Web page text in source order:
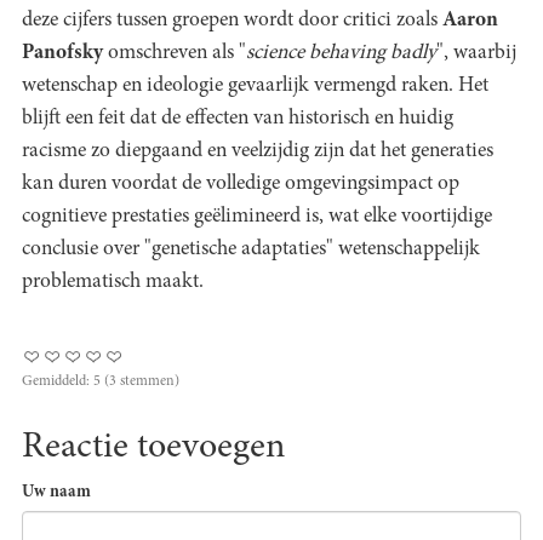
deze cijfers tussen groepen wordt door critici zoals Aaron
Panofskyomschreven als "science behaving badly", waarbij
wetenschap en ideologie gevaarlijk vermengd raken. Het
blijft een feit dat de effecten van historisch en huidig
racisme zo diepgaand en veelzijdig zijn dat het generaties
kan duren voordat de volledige omgevingsimpact op
cognitieve prestaties geëlimineerd is, wat elke voortijdige
conclusie over "genetische adaptaties" wetenschappelijk
problematisch maakt.
Gemiddeld: 5 (3 stemmen)
Reactie toevoegen
Uw naam